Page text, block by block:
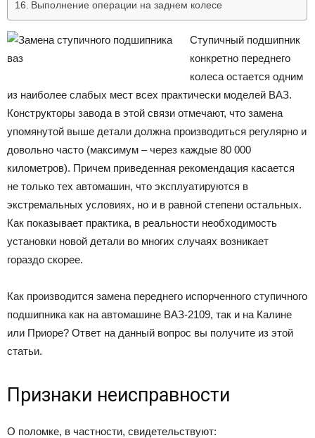
Выполнение операции на заднем колесе
Ступичный подшипник
конкретно переднего
колеса остается одним
из наиболее слабых мест всех практически моделей ВАЗ.
Конструкторы завода в этой связи отмечают, что замена
упомянутой выше детали должна производиться регулярно и
довольно часто (максимум – через каждые 80 000
километров). Причем приведенная рекомендация касается
не только тех автомашин, что эксплуатируются в
экстремальных условиях, но и в равной степени остальных.
Как показывает практика, в реальности необходимость
установки новой детали во многих случаях возникает
гораздо скорее.
Как производится замена переднего испорченного ступичного
подшипника как на автомашине ВАЗ-2109, так и на Калине
или Приоре? Ответ на данный вопрос вы получите из этой
статьи.
Признаки неисправности
О поломке, в частности, свидетельствуют: